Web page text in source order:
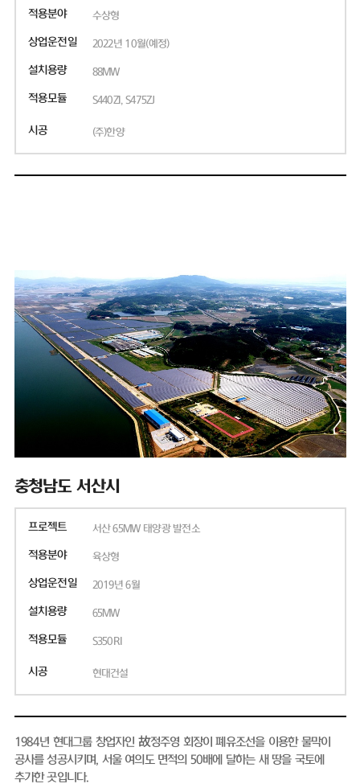
적용분야 수상형
상업운전일 2022년 10월(예정)
설치용량 88MW
적용모듈 S440ZI, S475ZJ
시공 (주)한양
충청남도 서산시
프로젝트 서산 65MW 태양광 발전소
적용분야 육상형
상업운전일 2019년 6월
설치용량 65MW
적용모듈 S350RI
시공 현대건설
1984년 현대그룹 창업자인 故정주영 회장이 폐유조선을 이용한 물막이
공사를 성공시키며, 서울 여의도 면적의 50배에 달하는 새 땅을 국토에
추가한 곳입니다.